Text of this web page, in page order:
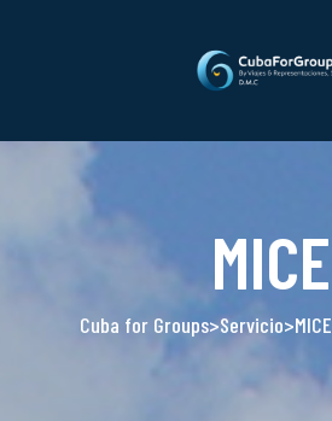
MICE
Cuba for Groups>Servicio>MICE